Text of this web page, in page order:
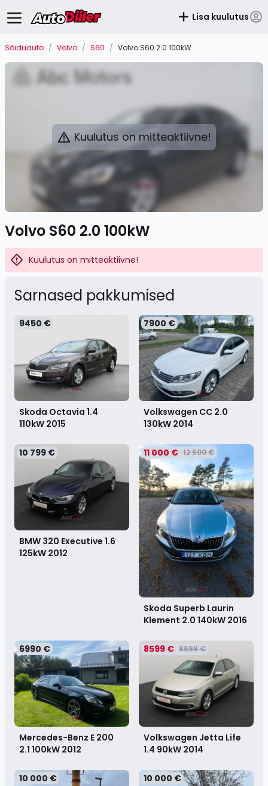
Lisa kuulutus
Sõiduauto / Volvo / S60 / Volvo S60 2.0 100kW
Kuulutus on mitteaktiivne!
Volvo S60 2.0 100kW
Kuulutus on mitteaktiivne!
Sarnased pakkumised
9450 €
Skoda Octavia 1.4
110kW 2015
7900 €
Volkswagen CC 2.0
130kW 2014
10 799 €
BMW 320 Executive 1.6
125kW 2012
11 000 € 12 500 €
Skoda Superb Laurin
Klement 2.0 140kW 2016
6990 €
Mercedes-Benz E 200
2.1 100kW 2012
8599 € 8699 €
Volkswagen Jetta Life
1.4 90kW 2014
10 000 € 10 000 €